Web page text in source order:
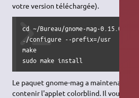
votre version téléchargée).
cd ~/Bureau/gnome-mag-0.15.0
./configure --prefix=/usr
make
sudo make install
Le paquet gnome-mag a maintenant
contenir l'applet colorblind. Il vous